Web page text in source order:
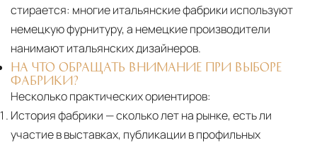
стирается: многие итальянские фабрики используют
немецкую фурнитуру, а немецкие производители
нанимают итальянских дизайнеров.
НА ЧТО ОБРАЩАТЬ ВНИМАНИЕ ПРИ ВЫБОРЕ
ФАБРИКИ?
Несколько практических ориентиров:
История фабрики — сколько лет на рынке, есть ли
участие в выставках, публикации в профильных